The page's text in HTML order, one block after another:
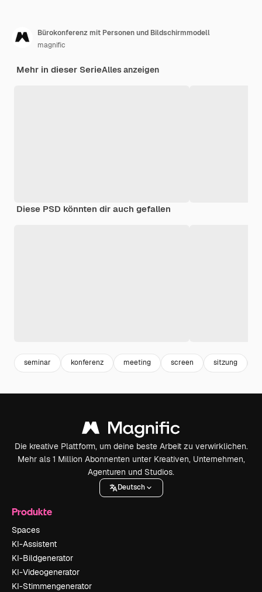
Bürokonferenz mit Personen und Bildschirmmodell
magnific
Mehr in dieser SerieAlles anzeigen
Diese PSD könnten dir auch gefallen
seminar konferenz meeting screen sitzung
Die kreative Plattform, um deine beste Arbeit zu verwirklichen.
Mehr als 1 Million Abonnenten unter Kreativen, Unternehmen,
Agenturen und Studios.
Deutsch
Produkte
Spaces
KI-Assistent
KI-Bildgenerator
KI-Videogenerator
KI-Stimmengenerator